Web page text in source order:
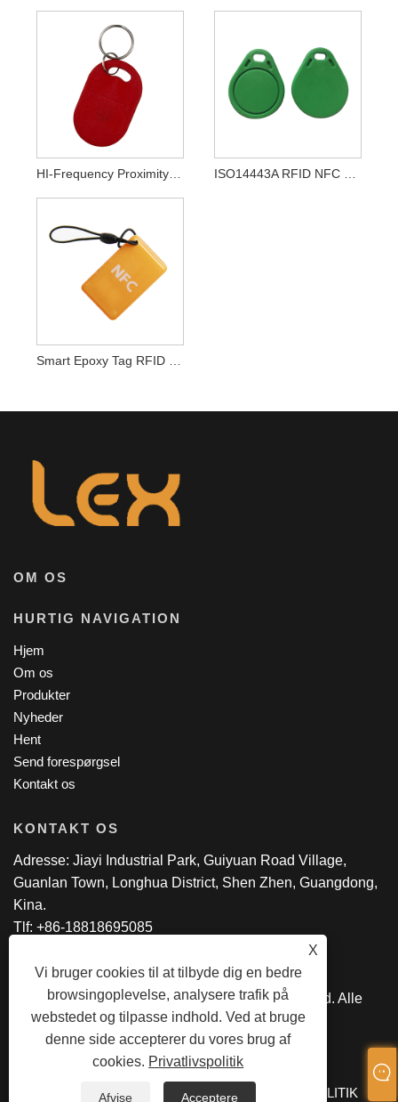
HI-Frequency Proximity Keyfob NFC Smart Key Tags ISO14443A RFID NFC Elektronisk Nøglering Plastic Proximity Smart Key Fobs
X
Vi bruger cookies til at tilbyde dig en bedre
browsingoplevelse, analysere trafik på
webstedet og tilpasse indhold. Ved at bruge
denne side accepterer du vores brug af
cookies. Privatlivspolitik
Afvise Acceptere
OM OS
HURTIG NAVIGATION
Hjem
Om os
Produkter
Nyheder
Hent
Send forespørgsel
Kontakt os
KONTAKT OS
Adresse: Jiayi Industrial Park, Guiyuan Road Village,
Guanlan Town, Longhua District, Shen Zhen, Guangdong,
Kina.
Tlf: +86-18818695085
Copyright © 2022 Shenzhen Lex Smart Co.,Ltd. Alle
rettigheder forbeholdes.
SITEMAP RSS XML PRIVATLIVSPOLITIK